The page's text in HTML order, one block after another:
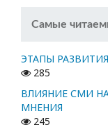
Самые
ЭТАПЫ
285
ВЛИЯНИЕ СМИ
МНЕНИЯ
245